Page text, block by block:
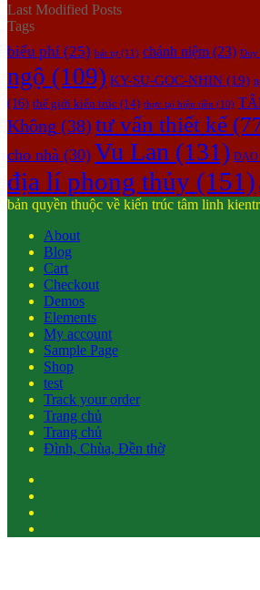
Last Modified Posts
Tags
biểu phí (25) bát tự(11) chánh niệm (23) Duy
ngộ (109) KY-SU-GOC-NHIN (19)
(16) thế giới kiến trúc (14) thực tại hiện tiền (10)
Không (38) tư vấn thiết kế
cho nhà (30) Vu Lan (131) ĐẠO
địa lí phong thủy (151)
bản quyền thuộc về kiến trúc tâm linh
About
Blog
Cart
Checkout
Demos
Elements
My account
Sample Page
Shop
test
Track your order
Trang chủ
Trang chủ
Đình, Chùa, Đền thờ